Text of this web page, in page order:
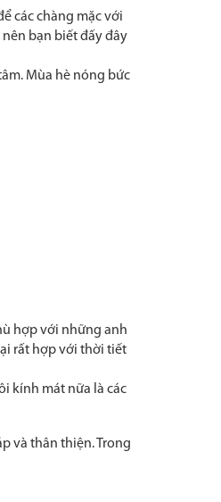
các chàng mặc với
bạn biết đấy đây
Mùa hè nóng bức
hợp với những anh
rất hợp với thời tiết
kính mát nữa là các
và thân thiện. Trong